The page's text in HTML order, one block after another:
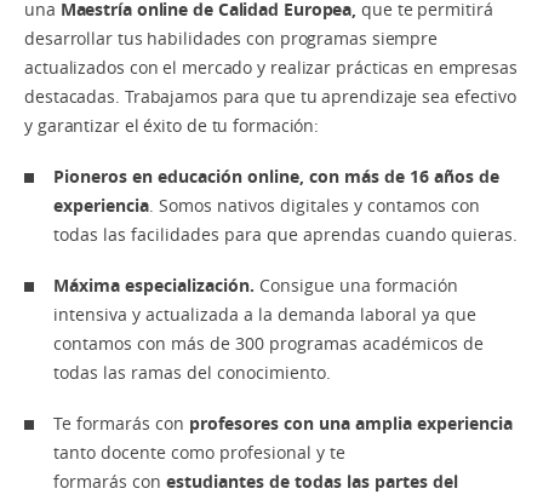
una Maestría online de Calidad Europea,que te permitirá
desarrollar tus habilidades con programas siempre
actualizados con el mercado y realizar prácticas en empresas
destacadas. Trabajamos para que tu aprendizaje sea efectivo
y garantizar el éxito de tu formación:
Pioneros en educación online, con más de 16 años de
experiencia. Somos nativos digitales y contamos con
todas las facilidades para que aprendas cuando quieras.
Máxima especialización. Consigue una formación
intensiva y actualizada a la demanda laboral ya que
contamos con más de 300 programas académicos de
todas las ramas del conocimiento.
Te formarás con profesores con una amplia experiencia
tanto docente como profesional y te
formarás con estudiantes de todas las partes del